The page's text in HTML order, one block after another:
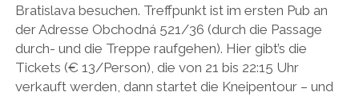
Bratislava besuchen. Treffpunkt ist im ersten Pub an
der Adresse Obchodná 521/36 (durch die Passage
durch- und die Treppe raufgehen). Hier gibt’s die
Tickets (€ 13/Person), die von 21 bis 22:15 Uhr
verkauft werden, dann startet die Kneipentour – und